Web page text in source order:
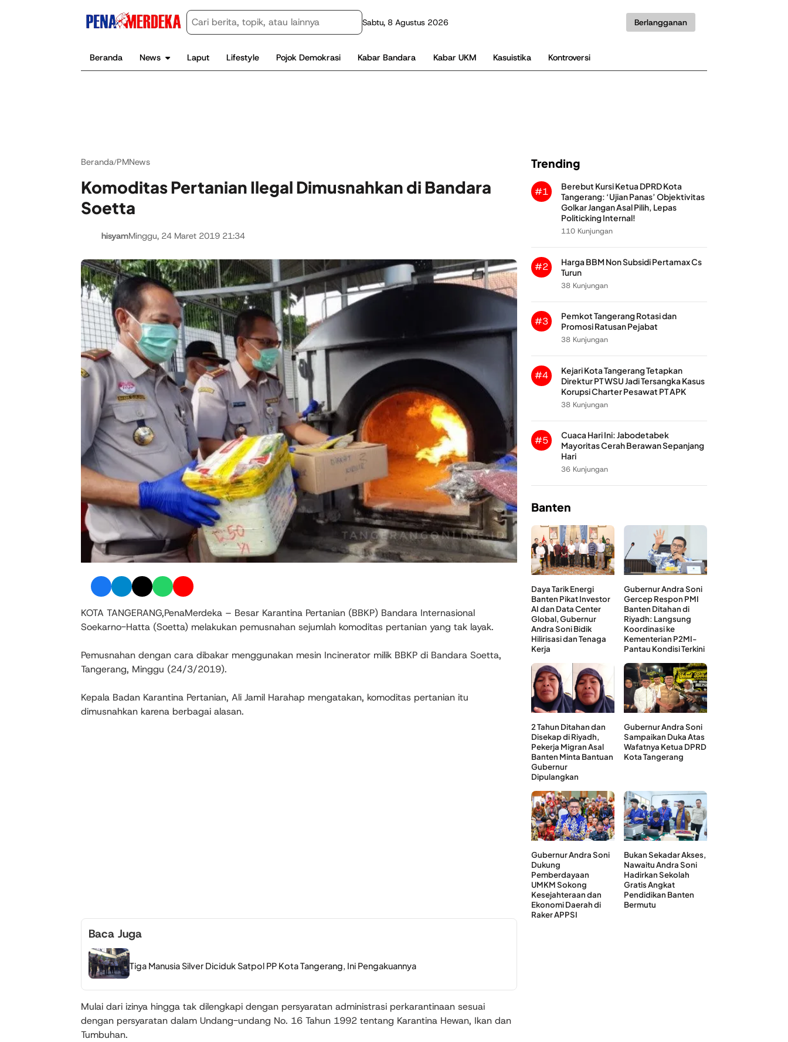
Sabtu, 8 Agustus 2026 Berlangganan
Beranda News Laput Lifestyle Pojok Demokrasi Kabar Bandara Kabar UKM Kasuistika Kontroversi
Beranda/PMNews
Komoditas Pertanian Ilegal Dimusnahkan di Bandara
Soetta
hisyamMinggu, 24 Maret 2019 21:34
KOTA TANGERANG,PenaMerdeka – Besar Karantina Pertanian (BBKP) Bandara Internasional
Soekarno-Hatta (Soetta) melakukan pemusnahan sejumlah komoditas pertanian yang tak layak.
Pemusnahan dengan cara dibakar menggunakan mesin Incinerator milik BBKP di Bandara Soetta,
Tangerang, Minggu (24/3/2019).
Kepala Badan Karantina Pertanian, Ali Jamil Harahap mengatakan, komoditas pertanian itu
dimusnahkan karena berbagai alasan.
Baca Juga
Tiga Manusia Silver Diciduk Satpol PP Kota Tangerang, Ini Pengakuannya
Mulai dari izinya hingga tak dilengkapi dengan persyaratan administrasi perkarantinaan sesuai
dengan persyaratan dalam Undang-undang No. 16 Tahun 1992 tentang Karantina Hewan, Ikan dan
Tumbuhan.
Trending
#1
Berebut Kursi Ketua DPRD Kota
Tangerang: ‘Ujian Panas’ Objektivitas
Golkar Jangan Asal Pilih, Lepas
Politicking Internal!
110 Kunjungan
#2
Harga BBM Non Subsidi Pertamax Cs
Turun
38 Kunjungan
#3
Pemkot Tangerang Rotasi dan
Promosi Ratusan Pejabat
38 Kunjungan
#4
Kejari Kota Tangerang Tetapkan
Direktur PT WSU Jadi Tersangka Kasus
Korupsi Charter Pesawat PT APK
38 Kunjungan
#5
Cuaca Hari Ini: Jabodetabek
Mayoritas Cerah Berawan Sepanjang
Hari
36 Kunjungan
Banten
Daya Tarik Energi
Banten Pikat Investor
AI dan Data Center
Global, Gubernur
Andra Soni Bidik
Hilirisasi dan Tenaga
Kerja
Gubernur Andra Soni
Gercep Respon PMI
Banten Ditahan di
Riyadh: Langsung
Koordinasi ke
Kementerian P2MI-
Pantau Kondisi Terkini
2 Tahun Ditahan dan
Disekap di Riyadh,
Pekerja Migran Asal
Banten Minta Bantuan
Gubernur
Dipulangkan
Gubernur Andra Soni
Sampaikan Duka Atas
Wafatnya Ketua DPRD
Kota Tangerang
Gubernur Andra Soni
Dukung
Pemberdayaan
UMKM Sokong
Kesejahteraan dan
Ekonomi Daerah di
Raker APPSI
Bukan Sekadar Akses,
Nawaitu Andra Soni
Hadirkan Sekolah
Gratis Angkat
Pendidikan Banten
Bermutu